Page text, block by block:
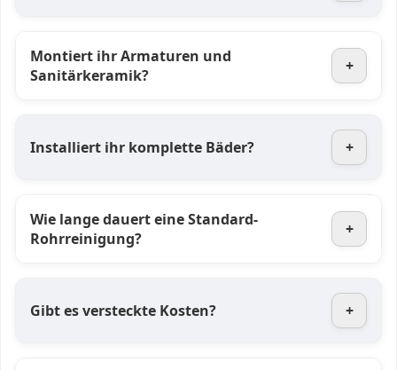
Montiert ihr Armaturen und
Sanitärkeramik?
+
Installiert ihr komplette Bäder? +
Wie lange dauert eine Standard-
Rohrreinigung?
+
Gibt es versteckte Kosten? +